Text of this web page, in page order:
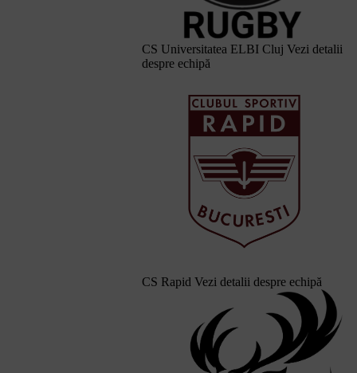
CS Universitatea ELBI Cluj Vezi detalii
despre echipă
CS Rapid Vezi detalii despre echipă